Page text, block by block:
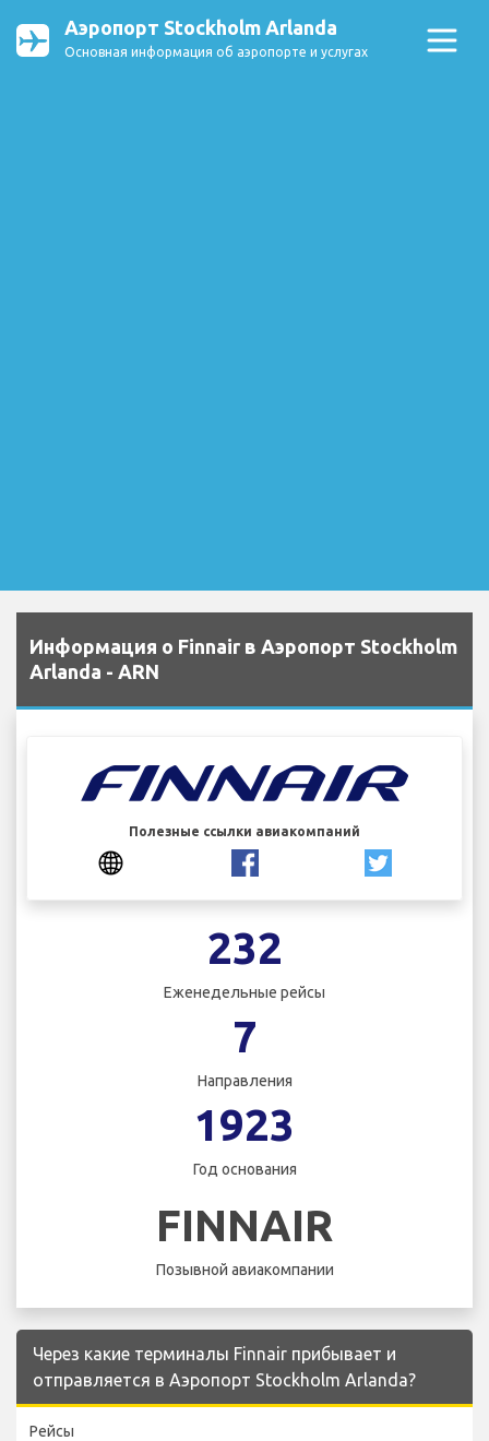
Аэропорт Stockholm Arlanda
Основная информация об аэропорте и услугах
Информация о Finnair в Аэропорт Stockholm
Arlanda - ARN
Полезные ссылки авиакомпаний
232
Еженедельные рейсы
7
Направления
1923
Год основания
FINNAIR
Позывной авиакомпании
Через какие терминалы Finnair прибывает и
отправляется в Аэропорт Stockholm Arlanda?
Рейсы